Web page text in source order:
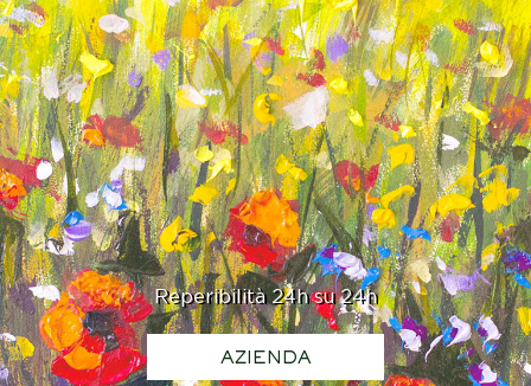
Reperibilità 24h su 24h
AZIENDA